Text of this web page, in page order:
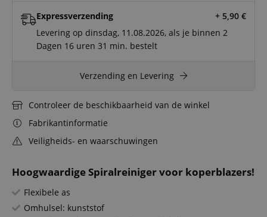
Hoogwaardige Spiralreiniger voor koperblazers!
Flexibele as
Omhulsel: kunststof
Expressverzending + 5,90 €
Levering op dinsdag, 11.08.2026, als je binnen2
Dagen 16 uren 31 min. bestelt
Verzending en Levering
Controleer de beschikbaarheid van de winkel
Fabrikantinformatie
Veiligheids- en waarschuwingen